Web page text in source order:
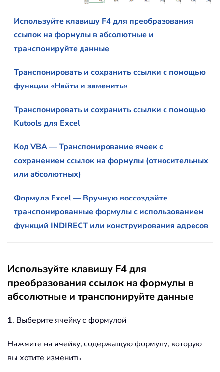
Используйте клавишу F4 для преобразования
ссылок на формулы в абсолютные и
транспонируйте данные
Транспонировать и сохранить ссылки с помощью
функции «Найти и заменить»
Транспонировать и сохранить ссылки с помощью
Kutools для Excel
Код VBA — Транспонирование ячеек с
сохранением ссылок на формулы (относительных
или абсолютных)
Формула Excel — Вручную воссоздайте
транспонированные формулы с использованием
функций INDIRECT или конструирования адресов
Используйте клавишу F4 для
преобразования ссылок на формулы в
абсолютные и транспонируйте данные
1. Выберите ячейку с формулой
Нажмите на ячейку, содержащую формулу, которую
вы хотите изменить.